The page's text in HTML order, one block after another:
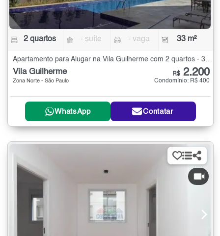
2 quartos - suíte - vaga 33 m²
Apartamento para Alugar na Vila Guilherme com 2 quartos - 33 m²
Vila Guilherme
Zona Norte - São Paulo
R$ 2.200
Condomínio: R$ 400
WhatsApp Contatar